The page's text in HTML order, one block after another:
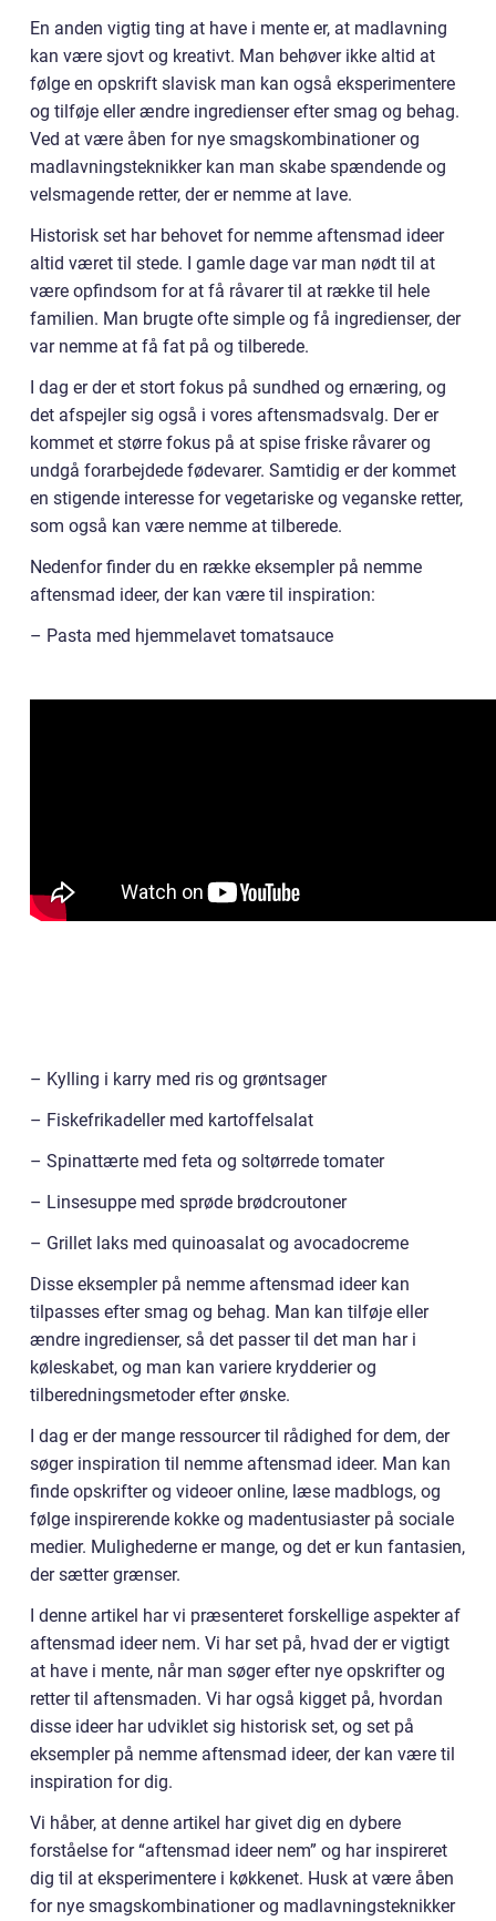
En anden vigtig ting at have i mente er, at madlavning
kan være sjovt og kreativt. Man behøver ikke altid at
følge en opskrift slavisk man kan også eksperimentere
og tilføje eller ændre ingredienser efter smag og behag.
Ved at være åben for nye smagskombinationer og
madlavningsteknikker kan man skabe spændende og
velsmagende retter, der er nemme at lave.
Historisk set har behovet for nemme aftensmad ideer
altid været til stede. I gamle dage var man nødt til at
være opfindsom for at få råvarer til at række til hele
familien. Man brugte ofte simple og få ingredienser, der
var nemme at få fat på og tilberede.
I dag er der et stort fokus på sundhed og ernæring, og
det afspejler sig også i vores aftensmadsvalg. Der er
kommet et større fokus på at spise friske råvarer og
undgå forarbejdede fødevarer. Samtidig er der kommet
en stigende interesse for vegetariske og veganske retter,
som også kan være nemme at tilberede.
Nedenfor finder du en række eksempler på nemme
aftensmad ideer, der kan være til inspiration:
– Pasta med hjemmelavet tomatsauce
– Kylling i karry med ris og grøntsager
– Fiskefrikadeller med kartoffelsalat
– Spinattærte med feta og soltørrede tomater
– Linsesuppe med sprøde brødcroutoner
– Grillet laks med quinoasalat og avocadocreme
Disse eksempler på nemme aftensmad ideer kan
tilpasses efter smag og behag. Man kan tilføje eller
ændre ingredienser, så det passer til det man har i
køleskabet, og man kan variere krydderier og
tilberedningsmetoder efter ønske.
I dag er der mange ressourcer til rådighed for dem, der
søger inspiration til nemme aftensmad ideer. Man kan
finde opskrifter og videoer online, læse madblogs, og
følge inspirerende kokke og madentusiaster på sociale
medier. Mulighederne er mange, og det er kun fantasien,
der sætter grænser.
I denne artikel har vi præsenteret forskellige aspekter af
aftensmad ideer nem. Vi har set på, hvad der er vigtigt
at have i mente, når man søger efter nye opskrifter og
retter til aftensmaden. Vi har også kigget på, hvordan
disse ideer har udviklet sig historisk set, og set på
eksempler på nemme aftensmad ideer, der kan være til
inspiration for dig.
Vi håber, at denne artikel har givet dig en dybere
forståelse for “aftensmad ideer nem” og har inspireret
dig til at eksperimentere i køkkenet. Husk at være åben
for nye smagskombinationer og madlavningsteknikker